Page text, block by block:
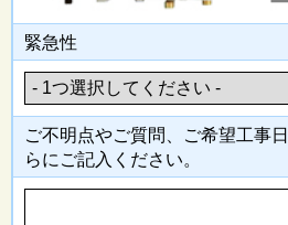
緊急性
ご不明点やご質問、ご希望工事日
らにご記入 ください。